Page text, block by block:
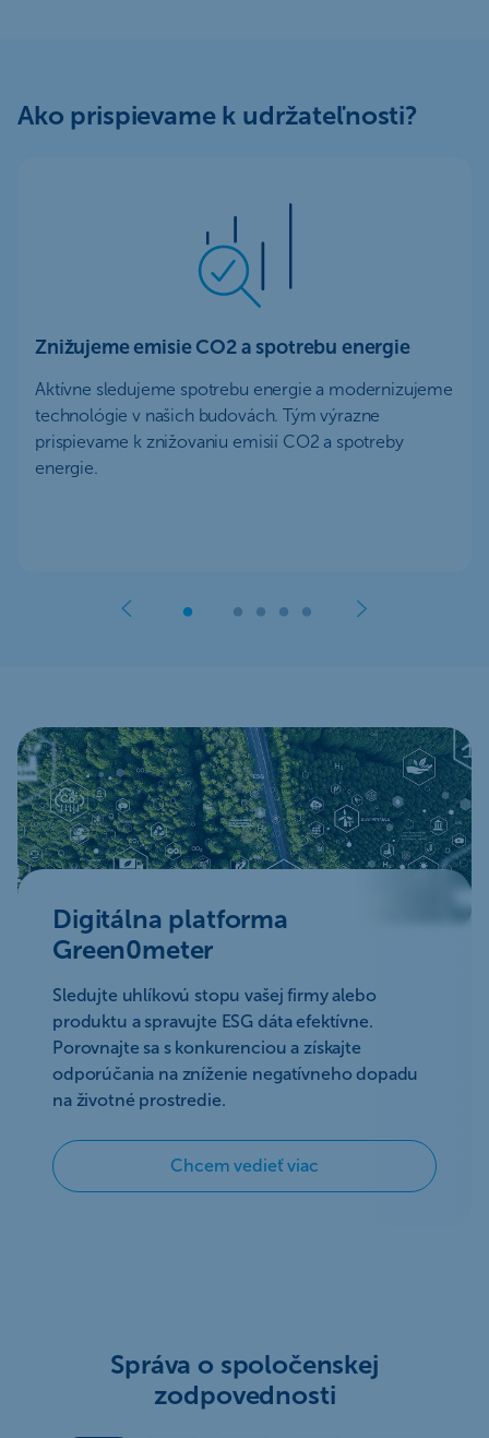
Ako prispievame k udržateľnosti?
Znižujeme emisie CO2 a spotrebu energie
Aktívne sledujeme spotrebu energie a modernizujeme
technológie v našich budovách. Tým výrazne
prispievame k znižovaniu emisií CO2 a spotreby
energie.
Digitálna platforma
Green0meter
Sledujte uhlíkovú stopu vašej firmy alebo
produktu a spravujte ESG dáta efektívne.
Porovnajte sa s konkurenciou a získajte
odporúčania na zníženie negatívneho dopadu
na životné prostredie.
Chcem vedieť viac
Správa o spoločenskej
zodpovednosti